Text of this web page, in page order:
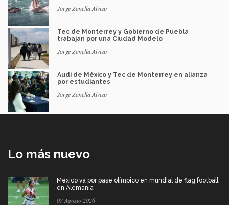
Jorge Zanella Alvear
Tec de Monterrey y Gobierno de Puebla
trabajan por una Ciudad Modelo
Jorge Zanella Alvear
Audi de México y Tec de Monterrey en alianza
por estudiantes
Jorge Zanella Alvear
Lo más nuevo
México va por pase olímpico en mundial de flag football
en Alemania
07 Agosto 2026